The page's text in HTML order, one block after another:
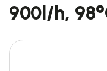
900l/h,